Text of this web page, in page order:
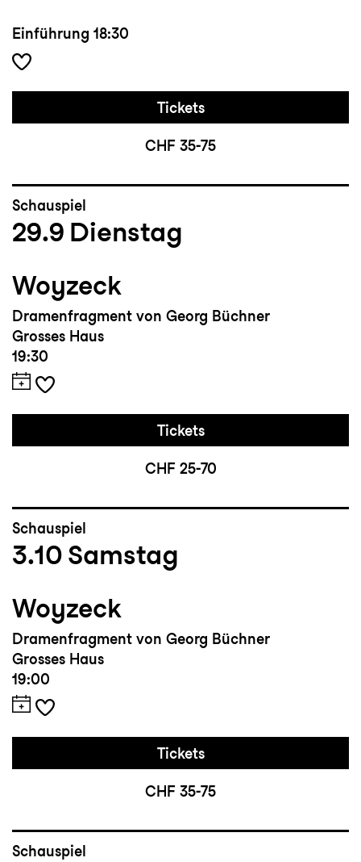
Einführung 18:30
Tickets
CHF 35-75
Schauspiel
29.9 Dienstag
Woyzeck
Dramenfragment von Georg Büchner
Grosses Haus
19:30
Tickets
CHF 25-70
Schauspiel
3.10 Samstag
Woyzeck
Dramenfragment von Georg Büchner
Grosses Haus
19:00
Tickets
CHF 35-75
Schauspiel